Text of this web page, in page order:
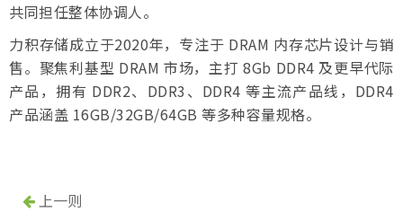
共同担任整体协调人。
力积存储成立于2020年，专注于 DRAM 内存芯片设计与销
售。聚焦利基型 DRAM 市场，主打 8Gb DDR4 及更早代际
产品，拥有 DDR2、DDR3、DDR4 等主流产品线，DDR4
产品涵盖 16GB/32GB/64GB 等多种容量规格。
上一则